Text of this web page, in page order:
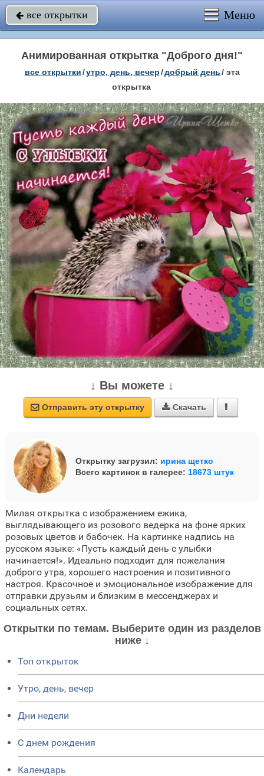
 все открытки Меню
Анимированная открытка "Доброго дня!"
все открытки/утро, день, вечер/добрый день/ эта
открытка
↓ Вы можете ↓
 Отправить эту открытку  Скачать 
Открытку загрузил: ирина щетко
Всего картинок в галерее: 18673 штук
Милая открытка с изображением ежика,
выглядывающего из розового ведерка на фоне ярких
розовых цветов и бабочек. На картинке надпись на
русском языке: «Пусть каждый день с улыбки
начинается!». Идеально подходит для пожелания
доброго утра, хорошего настроения и позитивного
настроя. Красочное и эмоциональное изображение для
отправки друзьям и близким в мессенджерах и
социальных сетях.
Открытки по темам. Выберите один из разделов
ниже ↓
Топ открыток
Утро, день, вечер
Дни недели
C днем рождения
Календарь